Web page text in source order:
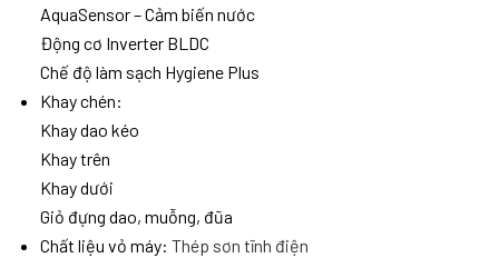
AquaSensor – Cảm biến nước
Động cơ Inverter BLDC
Chế độ làm sạch Hygiene Plus
Khay chén:
Khay dao kéo
Khay trên
Khay dưới
Giỏ đựng dao, muỗng, đũa
Chất liệu vỏ máy: Thép sơn tĩnh điện